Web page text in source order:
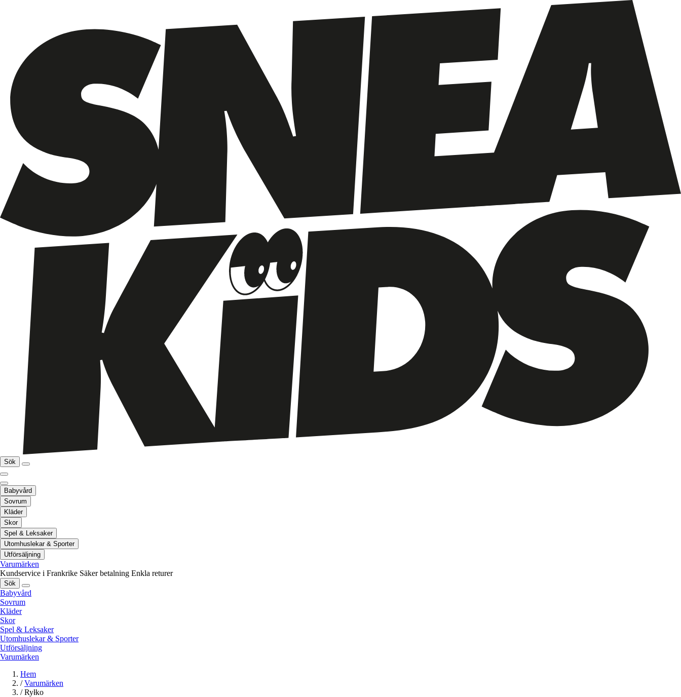
Sök
Babyvård
Sovrum
Kläder
Skor
Spel & Leksaker
Utomhuslekar & Sporter
Utförsäljning
Varumärken
Kundservice i Frankrike Säker betalning Enkla returer
Sök
Babyvård
Sovrum
Kläder
Skor
Spel & Leksaker
Utomhuslekar & Sporter
Utförsäljning
Varumärken
Hem
/ Varumärken
/ Ryłko